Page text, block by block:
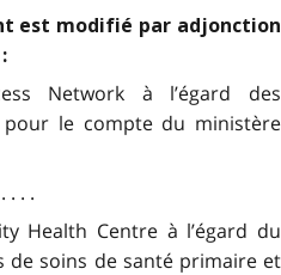
est modifié par adjonction
Network à l’égard des
pour le compte du ministère
. . .
Health Centre à l’égard du
de soins de santé primaire et